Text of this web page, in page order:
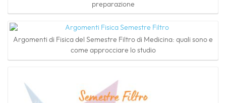
preparazione
Argomenti di Fisica del Semestre Filtro di Medicina: quali sono e
come approcciare lo studio